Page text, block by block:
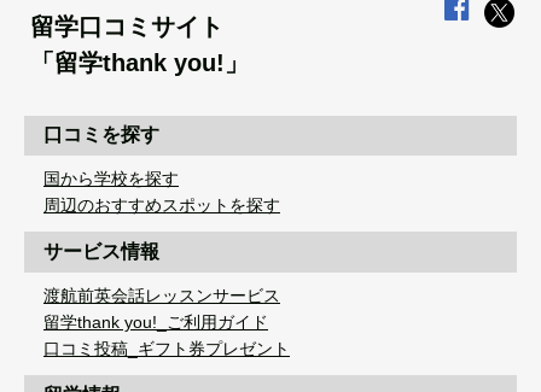
留学口コミサイト
「留学thank you!」
口コミを探す
国から学校を探す
周辺のおすすめスポットを探す
サービス情報
渡航前英会話レッスンサービス
留学thank you!_ご利用ガイド
口コミ投稿_ギフト券プレゼント